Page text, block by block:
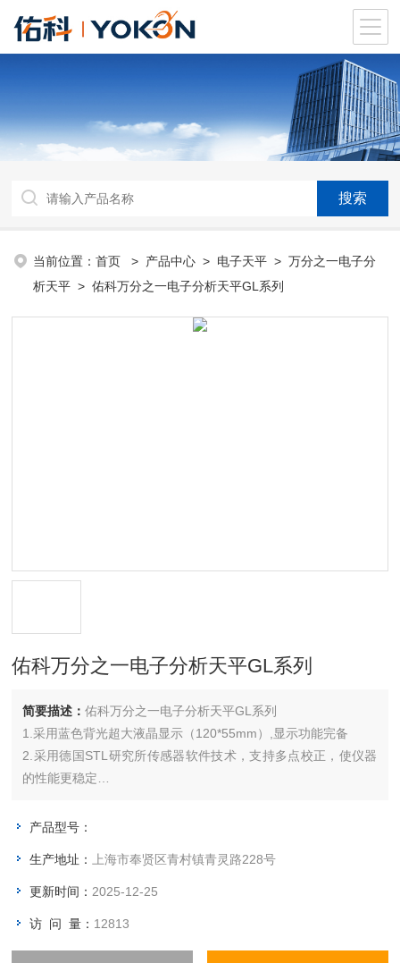
当前位置：首页 > 产品中心 > 电子天平 >万分之一电子分
析天平 > 佑科万分之一电子分析天平GL系列
佑科万分之一电子分析天平GL系列
简要描述：佑科万分之一电子分析天平GL系列
1.采用蓝色背光超大液晶显示（120*55mm）,显示功能完备
2.采用德国STL研究所传感器软件技术，支持多点校正，使仪器
的性能更稳定
扰，视野清晰
5.单位转换：克拉、盎司、克三种不同称量单位的转换
产品型号：
生产地址： 上海市奉贤区青村镇青灵路228号
更新时间： 2025-12-25
访 问 量： 12813